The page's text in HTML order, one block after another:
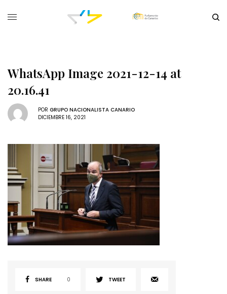
WhatsApp Image 2021-12-14 at
20.16.41
POR GRUPO NACIONALISTA CANARIO
DICIEMBRE 16, 2021
SHARE 0 TWEET